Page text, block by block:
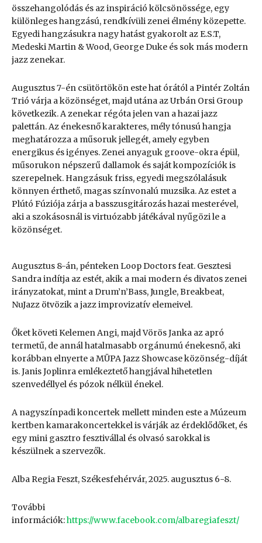
összehangolódás és az inspiráció kölcsönössége, egy
különleges hangzású, rendkívüli zenei élmény közepette.
Egyedi hangzásukra nagy hatást gyakorolt az E.S.T,
Medeski Martin & Wood, George Duke és sok más modern
jazz zenekar.
Augusztus 7-én csütörtökön este hat órától a Pintér Zoltán
Trió várja a közönséget, majd utána az Urbán Orsi Group
következik. A zenekar régóta jelen van a hazai jazz
palettán. Az énekesnő karakteres, mély tónusú hangja
meghatározza a műsoruk jellegét, amely egyben
energikus és igényes. Zenei anyaguk groove-okra épül,
műsorukon népszerű dallamok és saját kompozíciók is
szerepelnek. Hangzásuk friss, egyedi megszólalásuk
könnyen érthető, magas színvonalú muzsika. Az estet a
Plútó Fúziója zárja a basszusgitározás hazai mesterével,
aki a szokásosnál is virtuózabb játékával nyűgözi le a
közönséget.
Augusztus 8-án, pénteken Loop Doctors feat. Gesztesi
Sandra indítja az estét, akik a mai modern és divatos zenei
irányzatokat, mint a Drum’n’Bass, Jungle, Breakbeat,
NuJazz ötvözik a jazz improvizatív elemeivel.
Őket követi Kelemen Angi, majd Vörös Janka az apró
termetű, de annál hatalmasabb orgánumú énekesnő, aki
korábban elnyerte a MÜPA Jazz Showcase közönség-díját
is. Janis Joplinra emlékeztető hangjával hihetetlen
szenvedéllyel és pózok nélkül énekel.
A nagyszínpadi koncertek mellett minden este a Múzeum
kertben kamarakoncertekkel is várják az érdeklődőket, és
egy mini gasztro fesztivállal és olvasó sarokkal is
készülnek a szervezők.
Alba Regia Feszt, Székesfehérvár, 2025. augusztus 6-8.
További
információk:https://www.facebook.com/albaregiafeszt/